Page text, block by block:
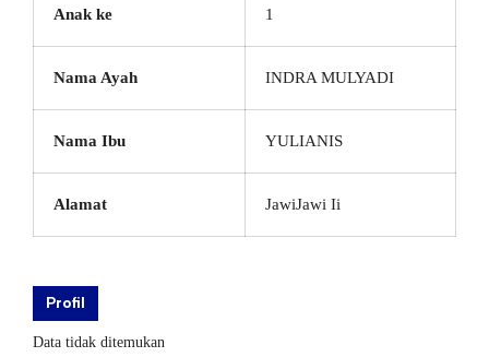
Anak ke 1
Nama Ayah INDRA MULYADI
Nama Ibu YULIANIS
Alamat JawiJawi Ii
Profil
Data tidak ditemukan